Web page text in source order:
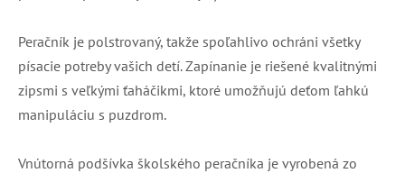
Peračník je polstrovaný, takže spoľahlivo ochráni všetky
písacie potreby vašich detí. Zapínanie je riešené kvalitnými
zipsmi s veľkými ťaháčikmi, ktoré umožňujú deťom ľahkú
manipuláciu s puzdrom.
Vnútorná podšívka školského peračníka je vyrobená zo